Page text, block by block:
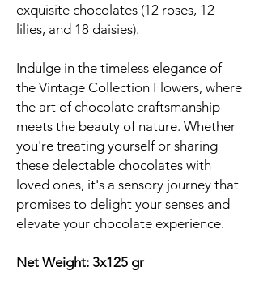
exquisite chocolates (12 roses, 12
lilies, and 18 daisies).
Indulge in the timeless elegance of
the Vintage Collection Flowers, where
the art of chocolate craftsmanship
meets the beauty of nature. Whether
you're treating yourself or sharing
these delectable chocolates with
loved ones, it's a sensory journey that
promises to delight your senses and
elevate your chocolate experience.
Net Weight: 3x125 gr